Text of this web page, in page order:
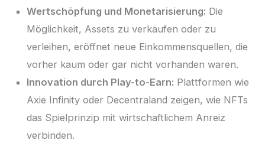
Wertschöpfung und Monetarisierung: Die
Möglichkeit, Assets zu verkaufen oder zu
verleihen, eröffnet neue Einkommensquellen, die
vorher kaum oder gar nicht vorhanden waren.
Innovation durch Play-to-Earn: Plattformen wie
Axie Infinity oder Decentraland zeigen, wie NFTs
das Spielprinzip mit wirtschaftlichem Anreiz
verbinden.